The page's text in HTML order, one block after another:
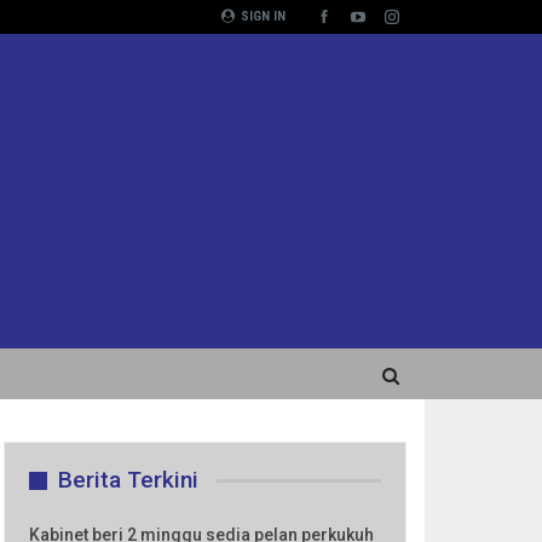
SIGN IN
Berita Terkini
Kabinet beri 2 minggu sedia pelan perkukuh